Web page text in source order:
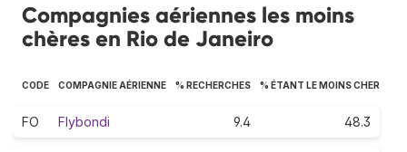
Compagnies aériennes les moins
chères en Rio de Janeiro
CODE COMPAGNIE AÉRIENNE % RECHERCHES % ÉTANT LE MOINS CHER
FO Flybondi 9.4 48.3